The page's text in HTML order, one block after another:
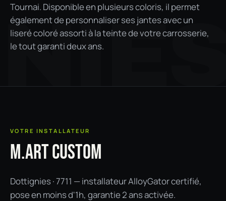
Tournai. Disponible en plusieurs coloris, il permet
également de personnaliser ses jantes avec un
liseré coloré assorti à la teinte de votre carrosserie,
le tout garanti deux ans.
VOTRE INSTALLATEUR
M.ART CUSTOM
Dottignies · 7711 — installateur AlloyGator certifié,
pose en moins d'1h, garantie 2 ans activée.